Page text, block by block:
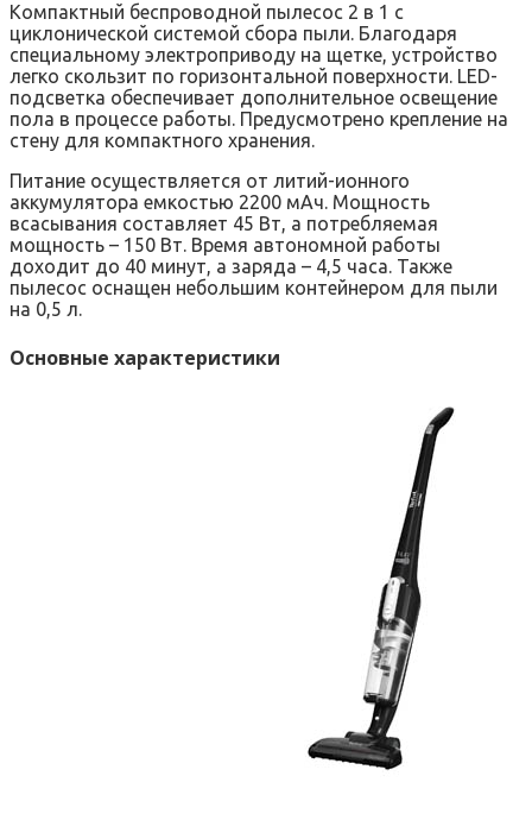
Компактный беспроводной пылесос 2 в 1 с
циклонической системой сбора пыли. Благодаря
специальному электроприводу на щетке, устройство
легко скользит по горизонтальной поверхности. LED-
подсветка обеспечивает дополнительное освещение
пола в процессе работы. Предусмотрено крепление на
стену для компактного хранения.
Питание осуществляется от литий-ионного
аккумулятора емкостью 2200 мАч. Мощность
всасывания составляет 45 Вт, а потребляемая
мощность – 150 Вт. Время автономной работы
доходит до 40 минут, а заряда – 4,5 часа. Также
пылесос оснащен небольшим контейнером для пыли
на 0,5 л.
Основные характеристики